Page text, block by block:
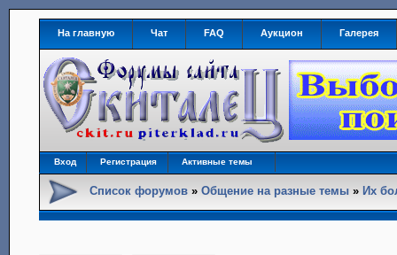
На главную Чат FAQ Аукцион Галерея
Вход Регистрация Активные темы
Список форумов »Общение на разные темы » Их